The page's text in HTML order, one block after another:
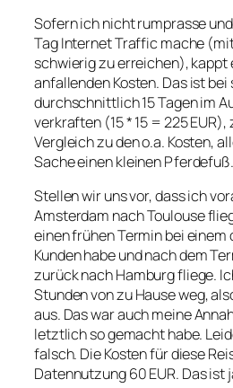
Sofern ich nicht rumprasse
Tag Internet Traffic mache
schwierig zu erreichen), kappt
anfallenden Kosten. Das ist bei
durchschnittlich 15 Tagen im
verkraften (15 * 15 = 225
Vergleich zu den o.a. Kosten,
Sache einen kleinen Pferdefuß.
Stellen wir uns vor, dass ich
Amsterdam nach Toulouse
einen frühen Termin bei einem
Kunden habe und nach dem
zurück nach Hamburg fliege.
Stunden von zu Hause weg,
aus. Das war auch meine
letztlich so gemacht habe.
falsch. Die Kosten für diese
Datennutzung 60 EUR. Das ist